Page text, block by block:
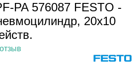
PA 576087 FESTO -
20x10